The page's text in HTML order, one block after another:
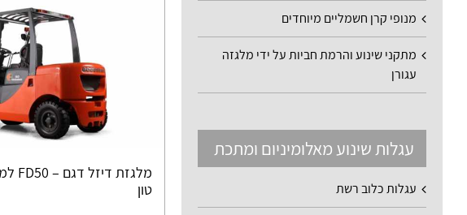
טון
מנופי קרן חשמליים מיוחדים
מתקני שינוע והרמת חביות על ידי מלגזה
עגורן
עגלות שינוע מאלומיניום ומתכת
עגלות כלוב רשת